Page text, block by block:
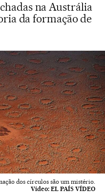
na Austrália
da formação de
dos círculos são um mistério.
Vídeo: EL PAÍS VÍDEO